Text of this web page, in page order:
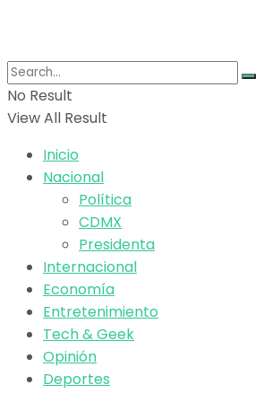
No Result
View All Result
Inicio
Nacional
Política
CDMX
Presidenta
Internacional
Economía
Entretenimiento
Tech & Geek
Opinión
Deportes